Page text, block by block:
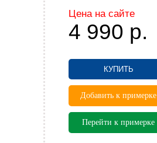
Цена на сайте
4 990 р.
КУПИТЬ
Добавить к примерке
Перейти к примерке